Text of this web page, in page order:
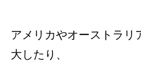
アメリカやオーストラリ
大したり、